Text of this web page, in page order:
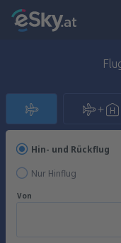
Hin- und Rückflug
Nur Hinflug
Von